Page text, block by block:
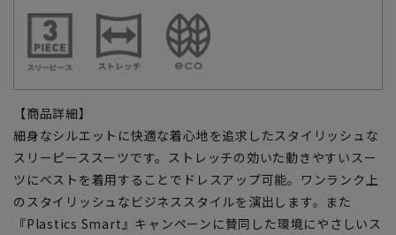
【商品詳細】
細身なシルエットに快適な着心地を追求したスタイリッシュな
スリーピーススーツです。ストレッチの効いた動きやすいスー
ツにベストを着用することでドレスアップ可能。ワンランク上
のスタイリッシュなビジネススタイルを演出します。また
『Plastics Smart』キャンペーンに賛同した環境にやさしいス